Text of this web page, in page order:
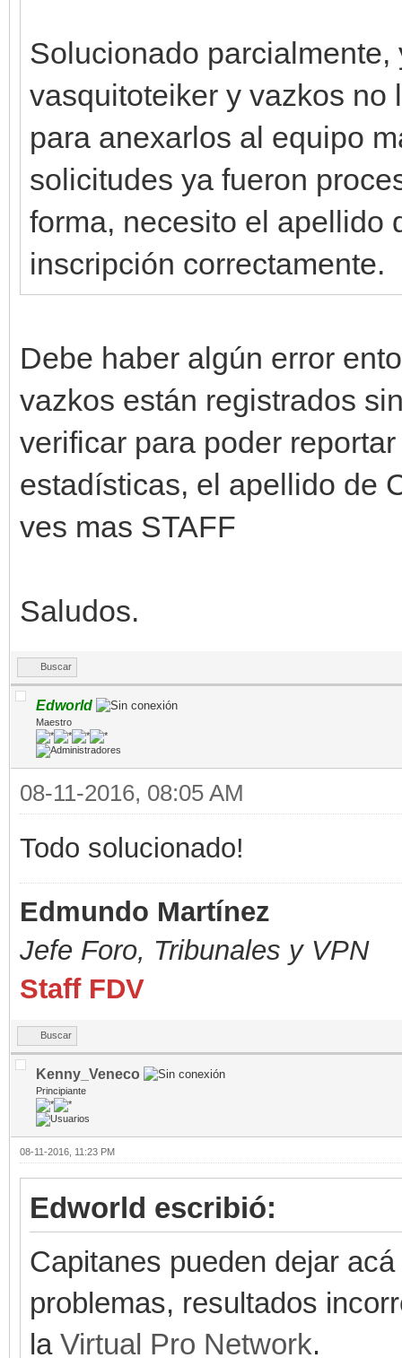
Solucionado
vasquitoteiker y vazkos no
para anexarlos al equipo
solicitudes ya fueron
forma, necesito el apellido
inscripción correctamente.
Debe haber algún error
vazkos están registrados
verificar para poder
estadísticas, el apellido de
ves mas STAFF
Saludos.
Buscar
Edworld
Maestro
08-11-2016, 08:05 AM
Todo solucionado!
Edmundo Martínez
Jefe Foro, Tribunales y VPN
Staff FDV
Buscar
Kenny_Veneco
Principiante
08-11-2016, 11:23 PM
Edworld escribió:
Capitanes pueden dejar
problemas, resultados
la Virtual Pro Network.